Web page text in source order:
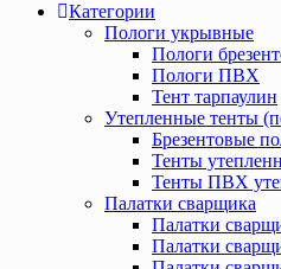
Категории
Пологи укрывные
Пологи
Пологи ПВХ
Тент тарпаулин
Утепленные тенты
Брезентовые
Тенты
Тенты ПВХ
Палатки сварщика
Палатки
Палатки